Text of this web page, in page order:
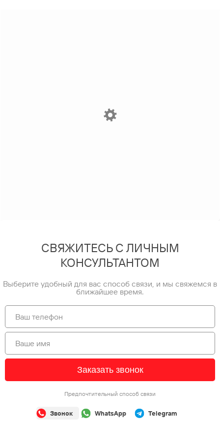
СВЯЖИТЕСЬ С ЛИЧНЫМ
КОНСУЛЬТАНТОМ
Выберите удобный для вас способ связи, и мы свяжемся в
ближайшее время.
Заказать звонок
Предпочтительный способ связи
Звонок WhatsApp Telegram